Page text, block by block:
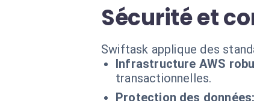
Sécurité et
Swiftask applique des
Infrastructure AWS
transactionnelles.
Protection des données: